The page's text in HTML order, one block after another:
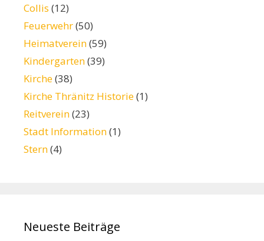
Collis (12)
Feuerwehr(50)
Heimatverein(59)
Kindergarten(39)
Kirche(38)
Kirche Thränitz Historie(1)
Reitverein(23)
Stadt Information(1)
Stern(4)
Neueste Beiträge